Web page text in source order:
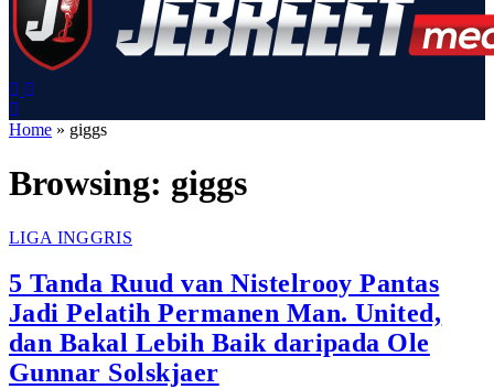
Home » giggs
Browsing: giggs
LIGA INGGRIS
5 Tanda Ruud van Nistelrooy Pantas
Jadi Pelatih Permanen Man. United,
dan Bakal Lebih Baik daripada Ole
Gunnar Solskjaer